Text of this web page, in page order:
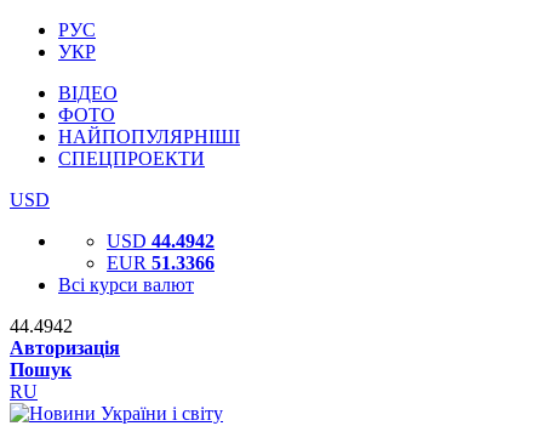
РУС
УКР
ВІДЕО
ФОТО
НАЙПОПУЛЯРНІШІ
СПЕЦПРОЕКТИ
USD
USD 44.4942
EUR 51.3366
Всі курси валют
44.4942
Авторизація
Пошук
RU